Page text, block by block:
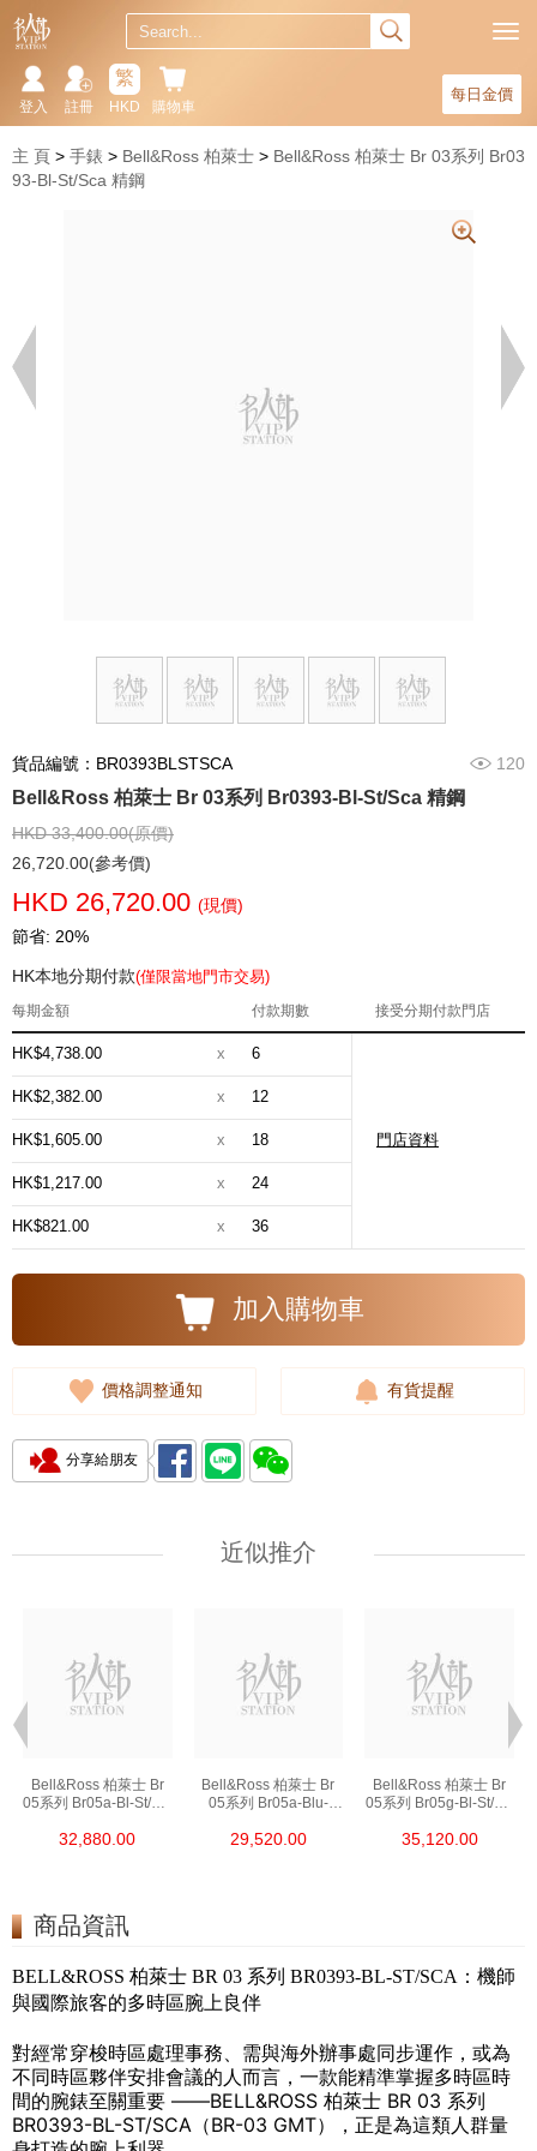
每日金價
購物車
繁
HKD
註冊
登入
主 頁 手錶 Bell&Ross 柏萊士
Bell&Ross 柏萊士 Br 03系列 Br03
93-Bl-St/Sca 精鋼
貨品編號：BR0393BLSTSCA 120
Bell&Ross 柏萊士 Br 03系列 Br0393-Bl-St/Sca 精鋼
HKD 33,400.00(原價)
26,720.00(參考價)
HKD 26,720.00 (現價)
節省: 20%
HK本地分期付款(僅限當地門市交易)
每期金額 付款期數 接受分期付款門店
HK$4,738.00 x 6
門店資料
HK$2,382.00 x 12
HK$1,605.00 x 18
HK$1,217.00 x 24
HK$821.00 x 36
加入購物車
價格調整通知 有貨提醒
分享給朋友
近似推介
Bell&Ross 柏萊士 Br
05系列 Br05a-Bl-St/Sst
32,880.00
Bell&Ross 柏萊士 Br
05系列 Br05a-Blu-
29,520.00
Bell&Ross 柏萊士 Br
05系列 Br05g-Bl-St/Sst
35,120.00
商品資訊
BELL&ROSS 柏萊士 BR 03 系列 BR0393-BL-ST/SCA：機師
與國際旅客的多時區腕上良伴
對經常穿梭時區處理事務、需與海外辦事處同步運作，或為
不同時區夥伴安排會議的人而言，一款能精準掌握多時區時
間的腕錶至關重要 ——BELL&ROSS 柏萊士 BR 03 系列
BR0393-BL-ST/SCA（BR-03 GMT），正是為這類人群量